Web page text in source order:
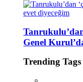
Tanrukulu’dan
Genel
Trending Tags